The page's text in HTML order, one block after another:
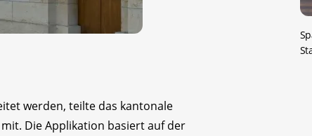
werden, teilte das kantonale
Die Applikation basiert auf der